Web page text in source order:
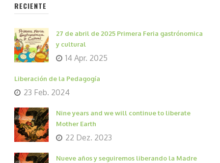
RECIENTE
27 de abril de 2025 Primera Feria gastrónomica
y cultural
14 Apr. 2025
Liberación de la Pedagogía
23 Feb. 2024
Nine years and we will continue to liberate
Mother Earth
22 Dez. 2023
Nueve años y seguiremos liberando la Madre